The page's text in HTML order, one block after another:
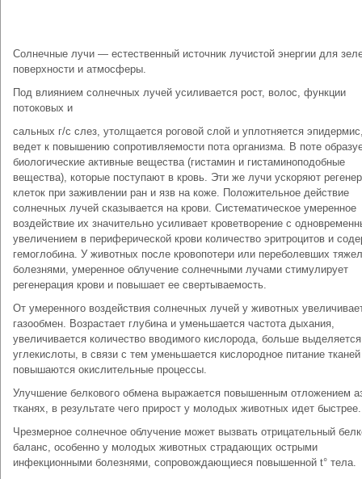
Солнечные лучи — естественный источник лучистой энергии для
поверхности и атмосферы.
Под влиянием солнечных лучей усиливается рост, волос, функции
потоковых и
сальных г/с слез, утолщается роговой слой и уплотняется
ведет к повышению сопротивляемости пота организма. В поте
биологические активные вещества (гистамин и гистаминоподобные
вещества), которые поступают в кровь. Эти же лучи ускоряют
клеток при заживлении ран и язв на коже. Положительное действие
солнечных лучей сказывается на крови. Систематическое умеренное
воздействие их значительно усиливает кроветворение с
увеличением в периферической крови количество эритроцитов и
гемоглобина. У животных после кровопотери или переболевших
болезнями, умеренное облучение солнечными лучами стимулирует
регенерация крови и повышает ее свертываемость.
От умеренного воздействия солнечных лучей у животных
газообмен. Возрастает глубина и уменьшается частота дыхания,
увеличивается количество вводимого кислорода, больше выделяется
углекислоты, в связи с тем уменьшается кислородное питание
повышаются окислительные процессы.
Улучшение белкового обмена выражается повышенным отложением
тканях, в результате чего прирост у молодых животных идет быстрее.
Чрезмерное солнечное облучение может вызвать отрицательный
баланс, особенно у молодых животных страдающих острыми
инфекционными болезнями, сопровождающиеся повышенной t° тела.